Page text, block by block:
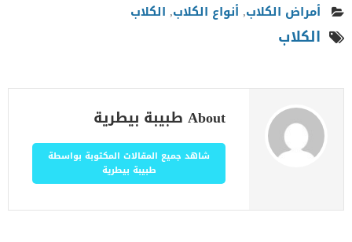
أمراض الكلاب, أنواع الكلاب, الكلاب
الكلاب
About طبيبة بيطرية
شاهد جميع المقالات المكتوبة بواسطة
طبيبة بيطرية